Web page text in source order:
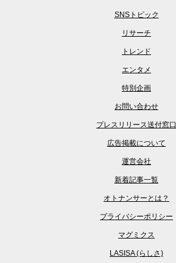
SNSトピック
リサーチ
トレンド
エンタメ
特別企画
お問い合わせ
プレスリリース送付窓口
広告掲載について
運営会社
新着記事一覧
オトナンサーとは？
プライバシーポリシー
マグミクス
LASISA (らしさ)